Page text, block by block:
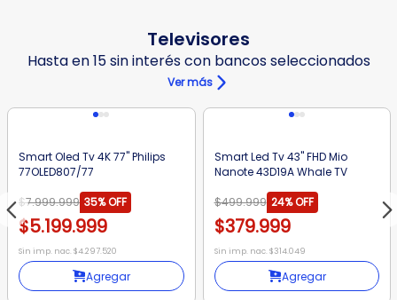
Televisores
Hasta en 15 sin interés con bancos seleccionados
Ver más
Smart Oled Tv 4K 77" Philips
77OLED807/77
$5.199.999
$7.999.999 35%OFF
Sin imp. nac. $4.297.520
Agregar
Smart Led Tv 43" FHD Mio
Nanote 43D19A Whale TV
$379.999
$499.999 24%OFF
Sin imp. nac. $314.049
Agregar